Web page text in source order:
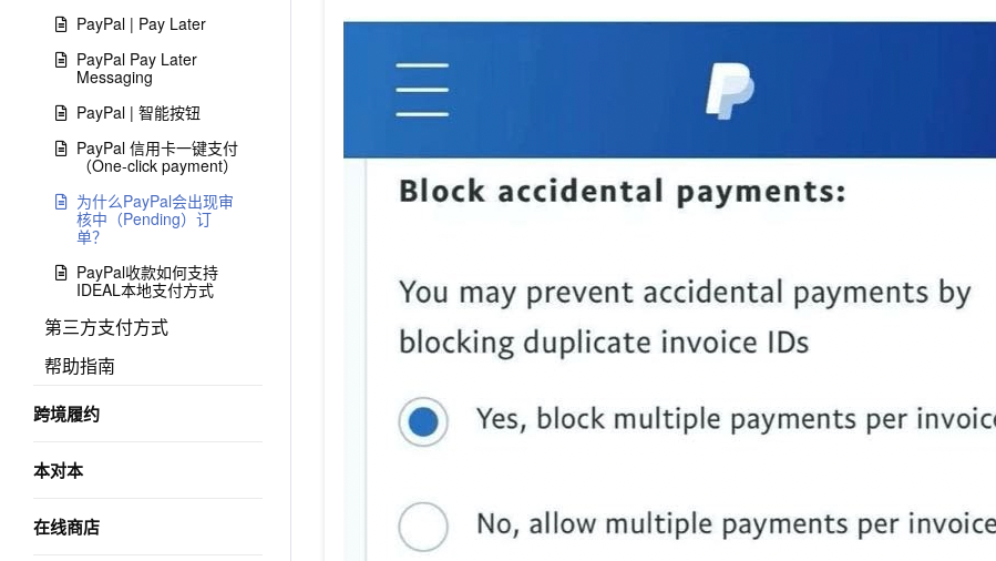
PayPal | Pay Later
PayPal Pay Later
Messaging
PayPal | 智能按钮
PayPal 信用卡一键支付
（One-click payment）
为什么PayPal会出现审
核中（Pending）订
单？
PayPal收款如何支持
IDEAL本地支付方式
第三方支付方式
帮助指南
跨境履约
本对本
在线商店